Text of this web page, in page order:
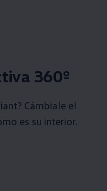
360º
? Cámbiale el
es su interior.